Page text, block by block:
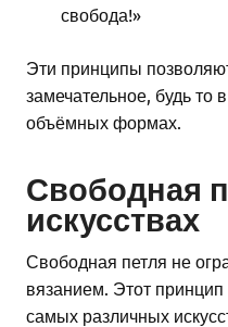
свобода!»
Эти принципы
замечательное, будь то
объёмных формах.
Свободная
искусствах
Свободная петля не
вязанием. Этот
самых различных